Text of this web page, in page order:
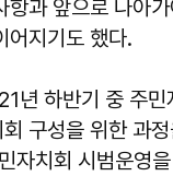
과 앞으로 나아가
어지기도 했다.
년 하반기 중 주민
구성을 위한 과정
자치회 시범운영